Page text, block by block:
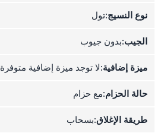
نوع النسيج:تول
الجيب:بدون جيوب
ميزة إضافية:لا توجد ميزة إضافية متوفرة
حالة الحزام:مع حزام
طريقة الإغلاق:بسحاب